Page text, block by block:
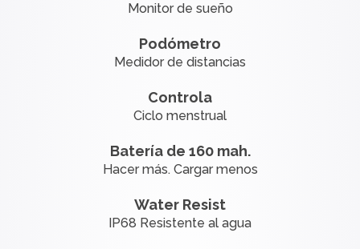
Monitor de sueño
Podómetro
Medidor de distancias
Controla
Ciclo menstrual
Batería de 160 mah.
Hacer más. Cargar menos
Water Resist
IP68 Resistente al agua